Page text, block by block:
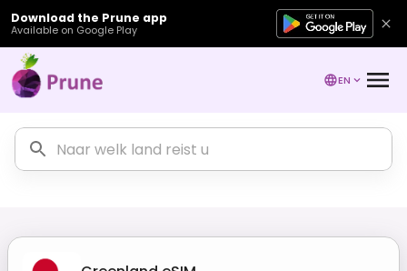
Download the Prune app
Available on Google Play
EN